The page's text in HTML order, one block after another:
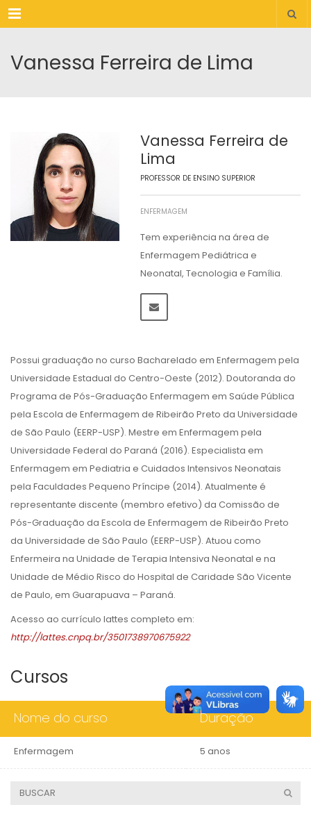
Menu
Vanessa Ferreira de Lima
Vanessa Ferreira de
Lima
PROFESSOR DE ENSINO SUPERIOR
ENFERMAGEM
Tem experiência na área de
Enfermagem Pediátrica e
Neonatal, Tecnologia e Família.
Possui graduação no curso Bacharelado em Enfermagem pela
Universidade Estadual do Centro-Oeste (2012). Doutoranda do
Programa de Pós-Graduação Enfermagem em Saúde Pública
pela Escola de Enfermagem de Ribeirão Preto da Universidade
de São Paulo (EERP-USP). Mestre em Enfermagem pela
Universidade Federal do Paraná (2016). Especialista em
Enfermagem em Pediatria e Cuidados Intensivos Neonatais
pela Faculdades Pequeno Príncipe (2014). Atualmente é
representante discente (membro efetivo) da Comissão de
Pós-Graduação da Escola de Enfermagem de Ribeirão Preto
da Universidade de São Paulo (EERP-USP). Atuou como
Enfermeira na Unidade de Terapia Intensiva Neonatal e na
Unidade de Médio Risco do Hospital de Caridade São Vicente
de Paulo, em Guarapuava – Paraná.
Acesso ao currículo lattes completo em:
http://lattes.cnpq.br/3501738970675922
Cursos
Nome do curso Duração
Enfermagem 5 anos